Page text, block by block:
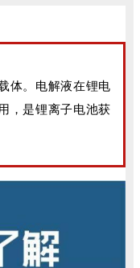
体。电解液在锂电
，是锂离子电池获